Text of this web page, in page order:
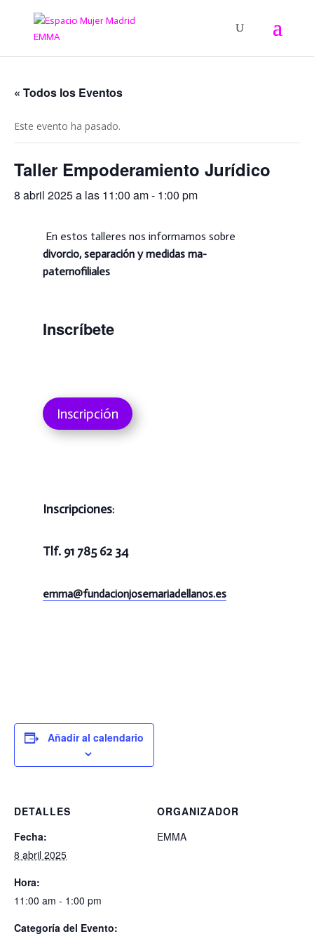
« Todos los Eventos
Este evento ha pasado.
Taller Empoderamiento Jurídico
8 abril 2025 a las 11:00 am- 1:00 pm
En estos talleres nos informamos sobre
divorcio, separación y medidas ma-
paternofiliales
Inscríbete
Inscripción
Inscripciones:
Tlf. 91 785 62 34
emma@fundacionjosemariadellanos.es
Añadir al calendario
DETALLES
Fecha:
8 abril 2025
Hora:
11:00 am - 1:00 pm
Categoría del Evento:
ORGANIZADOR
EMMA